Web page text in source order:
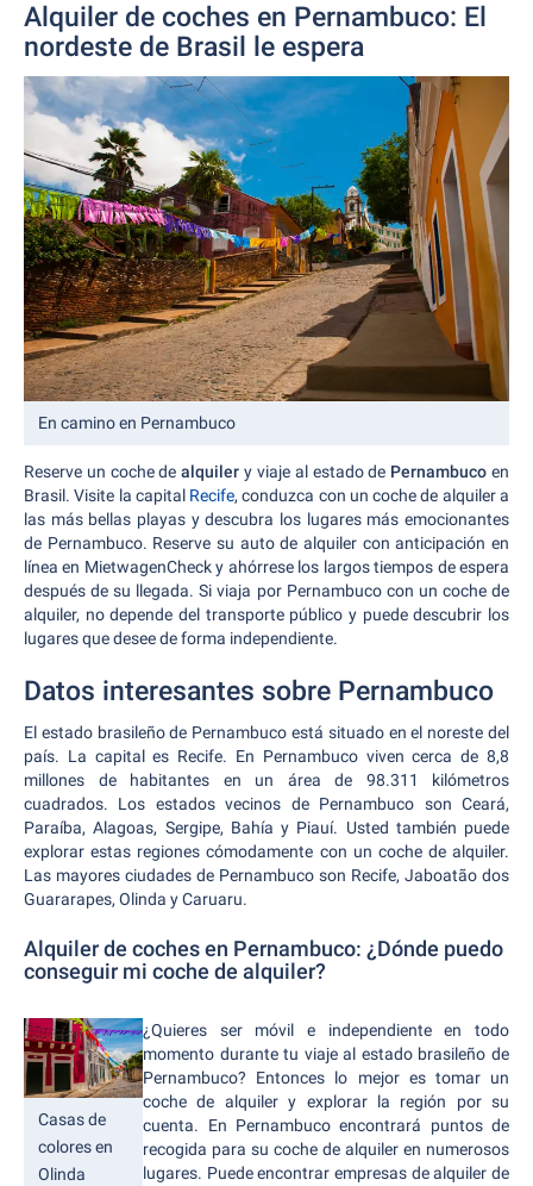
Alquiler de coches en Pernambuco: El
nordeste de Brasil le espera
En camino en Pernambuco
Reserve un coche dealquiler y viaje al estado de Pernambuco en
Brasil. Visite la capital Recife, conduzca con un coche de alquiler a
las más bellas playas y descubra los lugares más emocionantes
de Pernambuco. Reserve su auto de alquiler con anticipación en
línea en MietwagenCheck y ahórrese los largos tiempos de espera
después de su llegada. Si viaja por Pernambuco con un coche de
alquiler, no depende del transporte público y puede descubrir los
lugares que desee de forma independiente.
Datos interesantes sobre Pernambuco
El estado brasileño de Pernambuco está situado en el noreste del
país. La capital es Recife. En Pernambuco viven cerca de 8,8
millones de habitantes en un área de 98.311 kilómetros
cuadrados. Los estados vecinos de Pernambuco son Ceará,
Paraíba, Alagoas, Sergipe, Bahía y Piauí. Usted también puede
explorar estas regiones cómodamente con un coche de alquiler.
Las mayores ciudades de Pernambuco son Recife, Jaboatão dos
Guararapes, Olinda y Caruaru.
Alquiler de coches en Pernambuco: ¿Dónde puedo
conseguir mi coche de alquiler?
Casas de
colores en
Olinda
¿Quieres ser móvil e independiente en todo
momento durante tu viaje al estado brasileño de
Pernambuco? Entonces lo mejor es tomar un
coche de alquiler y explorar la región por su
cuenta. En Pernambuco encontrará puntos de
recogida para su coche de alquiler en numerosos
lugares. Puede encontrar empresas de alquiler de